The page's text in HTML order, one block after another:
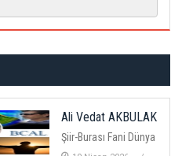
Ali Vedat AKBULAK
Şiir-Burası Fani Dünya